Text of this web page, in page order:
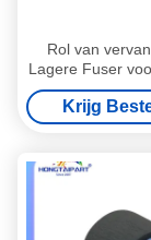
Rol van
Lagere Fuser
Pickup Roller
M1536
Krijg